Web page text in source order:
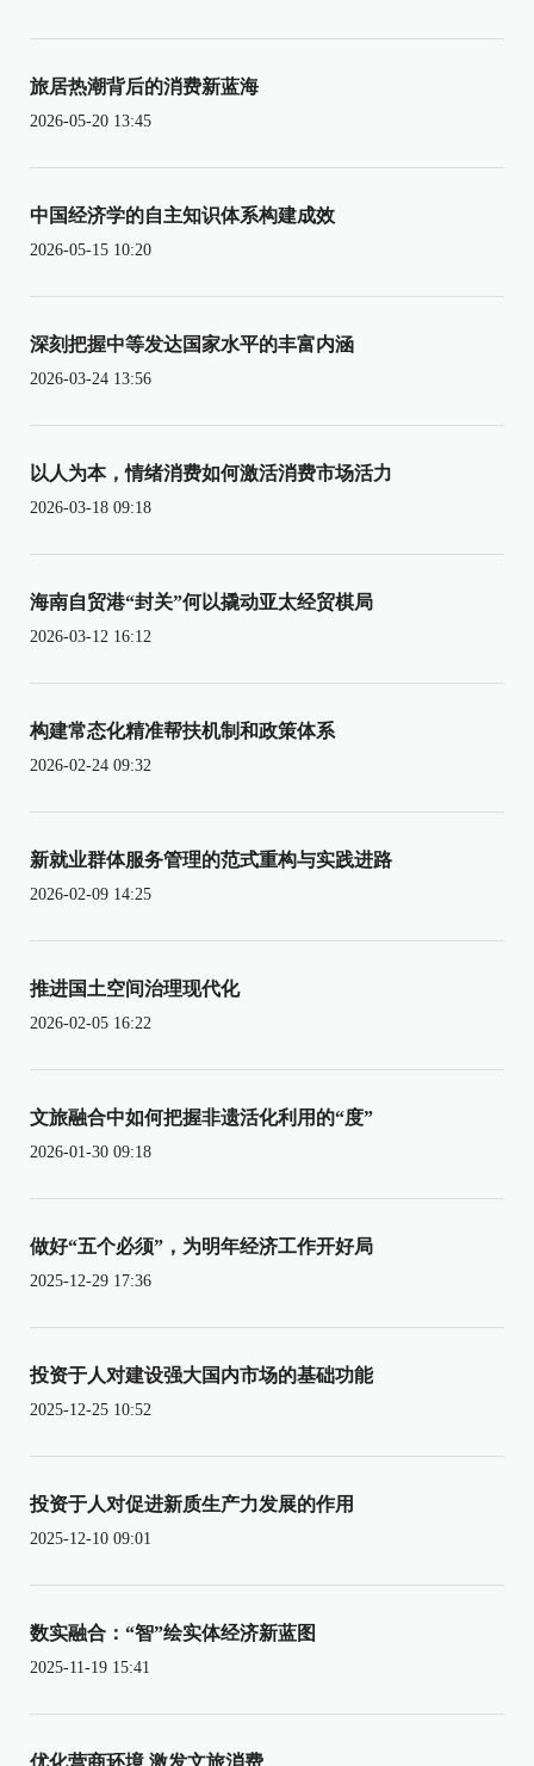
旅居热潮背后的消费新蓝海
2026-05-20 13:45
中国经济学的自主知识体系构建成效
2026-05-15 10:20
深刻把握中等发达国家水平的丰富内涵
2026-03-24 13:56
以人为本，情绪消费如何激活消费市场活力
2026-03-18 09:18
海南自贸港“封关”何以撬动亚太经贸棋局
2026-03-12 16:12
构建常态化精准帮扶机制和政策体系
2026-02-24 09:32
新就业群体服务管理的范式重构与实践进路
2026-02-09 14:25
推进国土空间治理现代化
2026-02-05 16:22
文旅融合中如何把握非遗活化利用的“度”
2026-01-30 09:18
做好“五个必须”，为明年经济工作开好局
2025-12-29 17:36
投资于人对建设强大国内市场的基础功能
2025-12-25 10:52
投资于人对促进新质生产力发展的作用
2025-12-10 09:01
数实融合：“智”绘实体经济新蓝图
2025-11-19 15:41